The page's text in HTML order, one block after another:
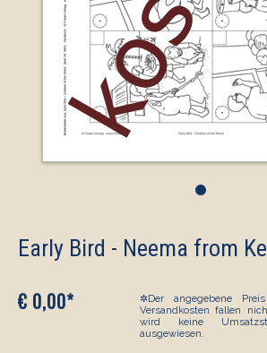
•
Early Bird - Neema from
€ 0,00*
✲Der angegebene
Versandkosten fallen
wird keine
ausgewiesen.